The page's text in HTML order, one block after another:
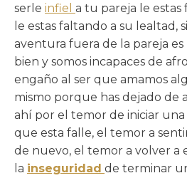
serle infiel a tu pareja le
le estas faltando a su lealtad,
aventura fuera de la pareja
bien y somos incapaces de
engaño al ser que amamos
mismo porque has dejado de
ahí por el temor de iniciar
que esta falle, el temor a
de nuevo, el temor a volver a
la inseguridad de terminar